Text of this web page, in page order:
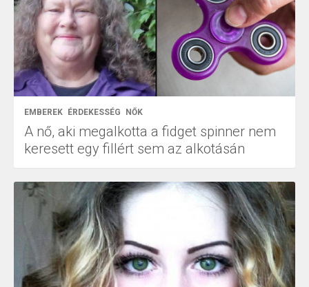
EMBEREK ÉRDEKESSÉG NŐK
A nő, aki megalkotta a fidget spinner nem
keresett egy fillért sem az alkotásán